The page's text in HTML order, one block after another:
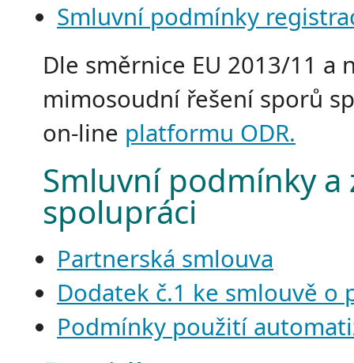
Smluvní podmínky
Dle směrnice EU 2013/11 a
mimosoudní řešení sporů
on-line platformu ODR.
Smluvní podmínky
spolupráci
Partnerská smlouva
Dodatek č.1 ke smlouvě o
Podmínky použití